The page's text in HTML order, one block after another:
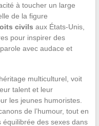
à toucher un large
de la figure
civils aux États-Unis,
pour inspirer des
avec audace et
multiculturel, voit
talent et leur
les jeunes humoristes.
de l’humour, tout en
des sexes dans